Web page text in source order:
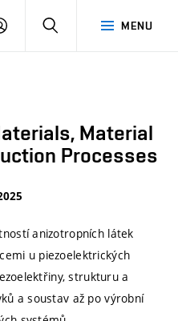
MENU
PŘIHLÁSIT
Material
Processes
anizotropních látek
u piezoelektrických
strukturu a
a soustav až po výrobní